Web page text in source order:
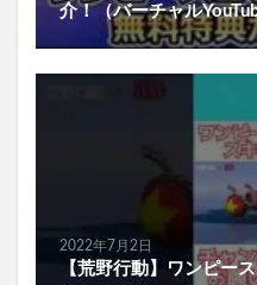
介！（バーチャル
2022年7月2日
【荒野行動】ワンピー